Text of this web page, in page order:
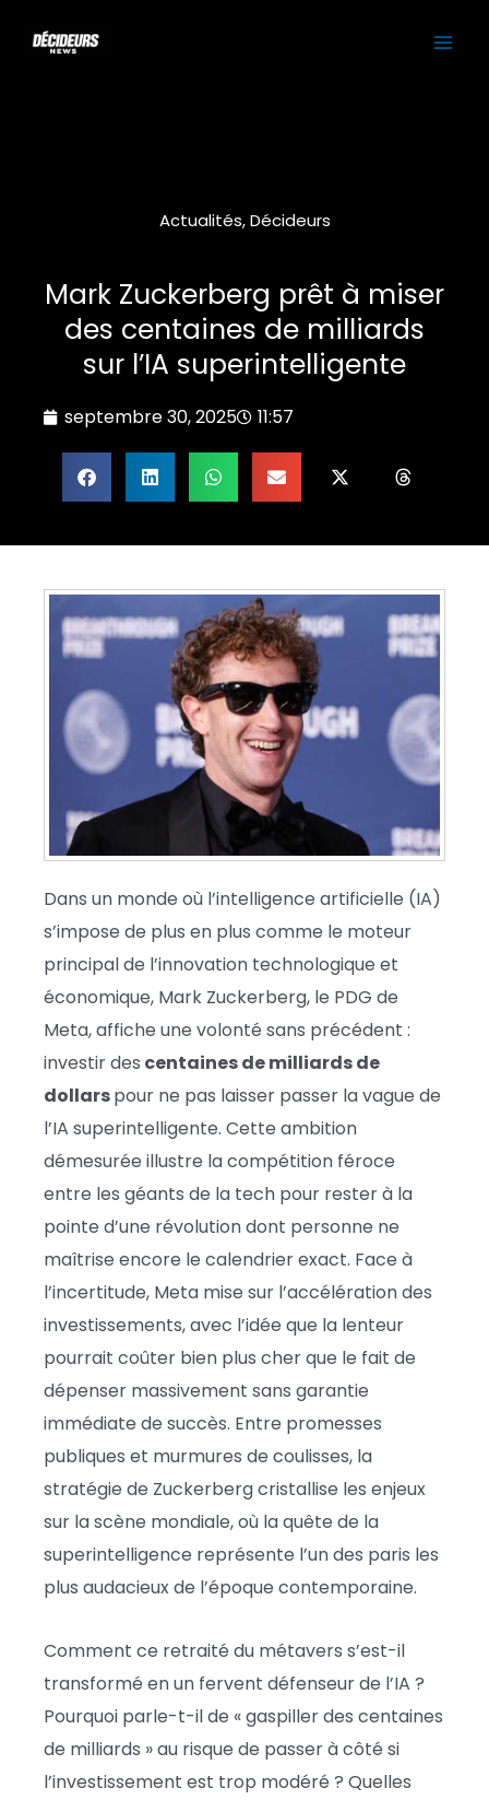
Actualités,Décideurs
Mark Zuckerberg prêt à miser
des centaines de milliards
sur l’IA superintelligente
septembre 30, 2025 11:57
Dans un monde où l’intelligence artificielle (IA)
s’impose de plus en plus comme le moteur
principal de l’innovation technologique et
économique, Mark Zuckerberg, le PDG de
Meta, affiche une volonté sans précédent :
investir des centaines de milliards de
dollarspour ne pas laisser passer la vague de
l’IA superintelligente. Cette ambition
démesurée illustre la compétition féroce
entre les géants de la tech pour rester à la
pointe d’une révolution dont personne ne
maîtrise encore le calendrier exact. Face à
l’incertitude, Meta mise sur l’accélération des
investissements, avec l’idée que la lenteur
pourrait coûter bien plus cher que le fait de
dépenser massivement sans garantie
immédiate de succès. Entre promesses
publiques et murmures de coulisses, la
stratégie de Zuckerberg cristallise les enjeux
sur la scène mondiale, où la quête de la
superintelligence représente l’un des paris les
plus audacieux de l’époque contemporaine.
Comment ce retraité du métavers s’est-il
transformé en un fervent défenseur de l’IA ?
Pourquoi parle-t-il de « gaspiller des centaines
de milliards » au risque de passer à côté si
l’investissement est trop modéré ? Quelles